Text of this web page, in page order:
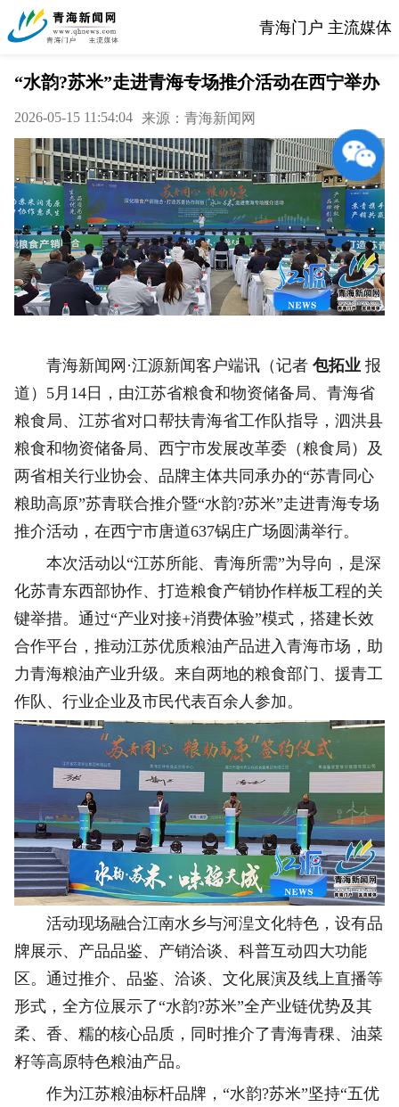
青海门户 主流媒体
“水韵?苏米”走进青海专场推介活动在西宁举办
2026-05-15 11:54:04 来源：青海新闻网
青海新闻网·江源新闻客户端讯（记者 包拓业 报
道）5月14日，由江苏省粮食和物资储备局、青海省
粮食局、江苏省对口帮扶青海省工作队指导，泗洪县
粮食和物资储备局、西宁市发展改革委（粮食局）及
两省相关行业协会、品牌主体共同承办的“苏青同心
粮助高原”苏青联合推介暨“水韵?苏米”走进青海专场
推介活动，在西宁市唐道637锅庄广场圆满举行。
本次活动以“江苏所能、青海所需”为导向，是深
化苏青东西部协作、打造粮食产销协作样板工程的关
键举措。通过“产业对接+消费体验”模式，搭建长效
合作平台，推动江苏优质粮油产品进入青海市场，助
力青海粮油产业升级。来自两地的粮食部门、援青工
作队、行业企业及市民代表百余人参加。
活动现场融合江南水乡与河湟文化特色，设有品
牌展示、产品品鉴、产销洽谈、科普互动四大功能
区。通过推介、品鉴、洽谈、文化展演及线上直播等
形式，全方位展示了“水韵?苏米”全产业链优势及其
柔、香、糯的核心品质，同时推介了青海青稞、油菜
籽等高原特色粮油产品。
作为江苏粮油标杆品牌，“水韵?苏米”坚持“五优